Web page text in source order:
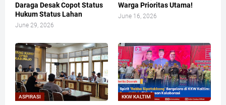
Daraga Desak Copot Status
Hukum Status Lahan
June 29, 2026
Warga Prioritas Utama!
June 16, 2026
ASPIRASI KKW KALTIM